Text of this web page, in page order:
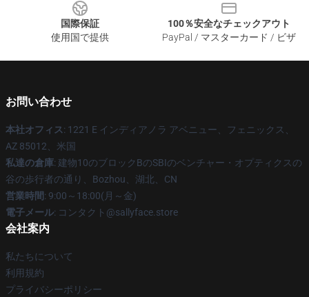
国際保証
使用国で提供
100％安全なチェックアウト
PayPal / マスターカード / ビザ
お問い合わせ
本社オフィス: 1221 E インディアノラ アベニュー、フェニックス、
AZ 85012、米国
私達の倉庫: 建物10のブロックBのSBIのベンチャー・オプティクスの
谷の歩行者の通り、Bozhou、湖北、CN
営業時間: 9:00～18:00(月～金)
電子メール: コンタクト@sallyface.store
会社案内
私たちについて
利用規約
プライバシーポリシー